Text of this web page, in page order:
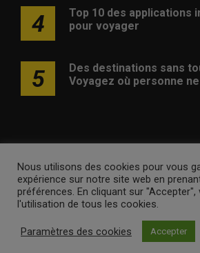
4
Top 10 des applications
pour voyager
5
Des destinations sans
Voyagez où personne ne
Publicité Contact Avertissement
de confidentialité
Volo Media.
Nous utilisons des cookies pour vous
expérience sur notre site web en
préférences. En cliquant sur
l'utilisation de tous les cookies.
Paramètres des cookies Accepter